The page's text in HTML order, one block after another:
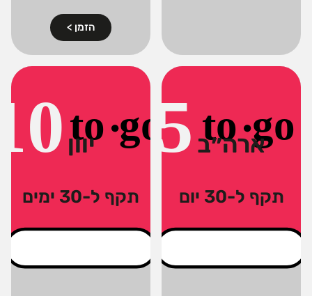
הזמן >
ארה״ב
תקף ל-30 יום
יוון
תקף ל-30 ימים